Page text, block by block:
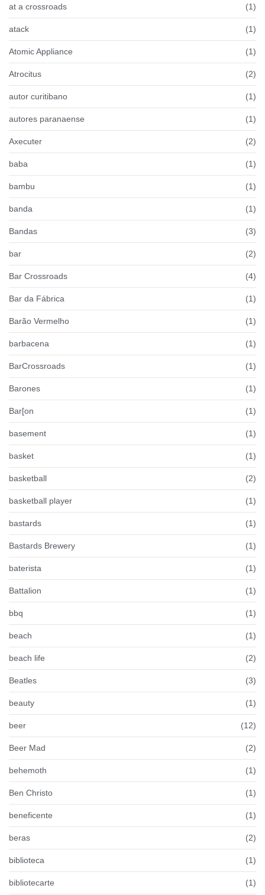
at a crossroads (1)
atack (1)
Atomic Appliance (1)
Atrocitus (2)
autor curitibano (1)
autores paranaense (1)
Axecuter (2)
baba (1)
bambu (1)
banda (1)
Bandas (3)
bar (2)
Bar Crossroads (4)
Bar da Fábrica (1)
Barão Vermelho (1)
barbacena (1)
BarCrossroads (1)
Barones (1)
Bar[on (1)
basement (1)
basket (1)
basketball (2)
basketball player (1)
bastards (1)
Bastards Brewery (1)
baterista (1)
Battalion (1)
bbq (1)
beach (1)
beach life (2)
Beatles (3)
beauty (1)
beer (12)
Beer Mad (2)
behemoth (1)
Ben Christo (1)
beneficente (1)
beras (2)
biblioteca (1)
bibliotecarte (1)